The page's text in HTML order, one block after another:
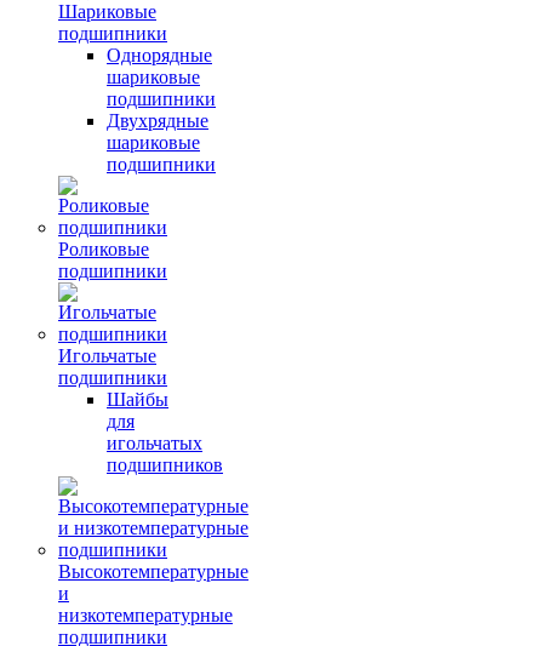
Шариковые
подшипники
Однорядные
шариковые
подшипники
Двухрядные
шариковые
подшипники
Роликовые
подшипники
Игольчатые
подшипники
Шайбы
для
игольчатых
подшипников
Высокотемпературные
и
низкотемпературные
подшипники